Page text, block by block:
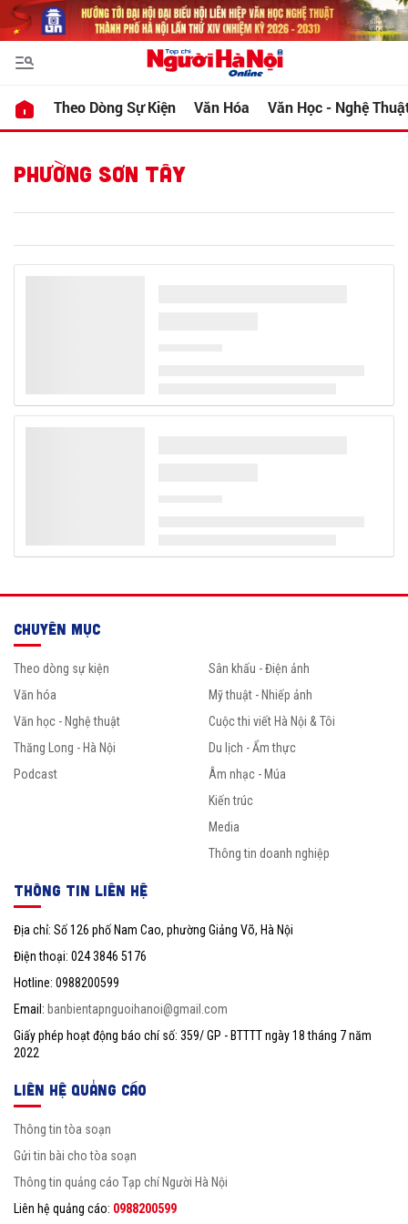
Theo Dòng Sự Kiện Văn Hóa Văn Học - Nghệ
PHƯỜNG SƠN TÂY
CHUYÊN MỤC
Theo dòng sự kiện
Văn hóa
Văn học - Nghệ thuật
Thăng Long - Hà Nội
Podcast
Sân khấu - Điện ảnh
Mỹ thuật - Nhiếp ảnh
Cuộc thi viết Hà Nội & Tôi
Du lịch - Ẩm thực
Âm nhạc - Múa
Kiến trúc
Media
Thông tin doanh nghiệp
THÔNG TIN LIÊN HỆ
Địa chỉ: Số 126 phố Nam Cao, phường Giảng Võ, Hà Nội
Điện thoại: 024 3846 5176
Hotline: 0988200599
Email: banbientapnguoihanoi@gmail.com
Giấy phép hoạt động báo chí số: 359/ GP - BTTTT ngày 18 tháng 7 năm
2022
LIÊN HỆ QUẢNG CÁO
Thông tin tòa soạn
Gửi tin bài cho tòa soạn
Thông tin quảng cáo Tạp chí Người Hà Nội
Liên hệ quảng cáo: 0988200599